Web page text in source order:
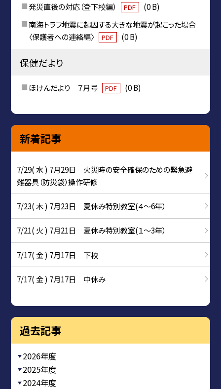
発災直後の対応（登下校編） PDF
(0 B)
南海トラフ地震に起因する大きな地震が起こった場合
〈保護者への連絡編〉
PDF (0 B)
保健だより
ほけんだより ７月号 PDF (0 B)
新着記事
7/29( 水 ) 7月29日 火災時の安全確保のための緊急避
難器具（防災袋）操作研修
7/23( 木 ) 7月23日 夏休み特別教室(４～6年）
7/21( 火 ) 7月21日 夏休み特別教室(１～3年）
7/17( 金 ) 7月17日 下校
7/17( 金 ) 7月17日 中休み
過去記事
2026年度
2025年度
2024年度